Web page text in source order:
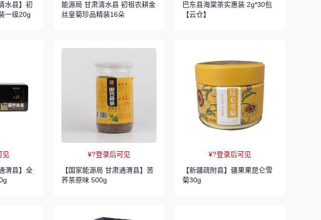
水县】初
一级20g
能源局 甘肃清水县 初祖农耕金
丝皇菊珍品精装16朵
巴东县海棠茶实惠装 2g*30包
【云仓】
见
渭县】全
¥?登录后可见
【国家能源局 甘肃通渭县】苦
荞茶原味 500g
¥?登录后可见
【新疆疏附县】疆果果昆仑雪
菊30g